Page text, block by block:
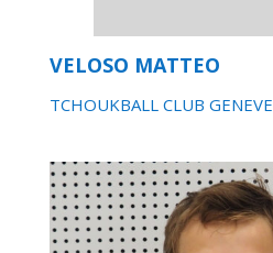
VELOSO MATTEO
TCHOUKBALL CLUB GENEVE